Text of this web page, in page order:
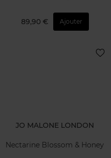
89,90 € Ajouter
JO MALONE LONDON
Nectarine Blossom & Honey